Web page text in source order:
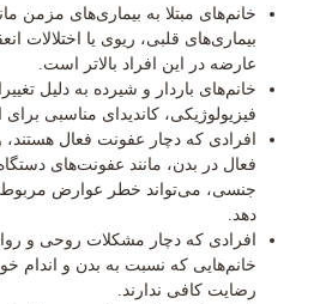
خانم‌های مبتلا به بیماری‌های مزمن
بیماری‌های قلبی، ریوی یا اختلالات
عارضه در این افراد بالاتر است.
خانم‌های باردار و شیرده به دلیل
فیزیولوژیکی، کاندیدای مناسبی برای
افرادی که دچار عفونت فعال
فعال در بدن، مانند عفونت‌های
جنسی، می‌تواند خطر عوارض
دهد.
افرادی که دچار مشکلات روحی و
خانم‌هایی که نسبت به بدن و اندام
رضایت کافی ندارند.